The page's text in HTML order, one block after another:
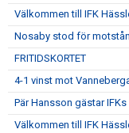
Välkommen till IFK
Nosaby stod för
FRITIDSKORTET
4-1 vinst mot
Pär Hansson gästar
Välkommen till IFK